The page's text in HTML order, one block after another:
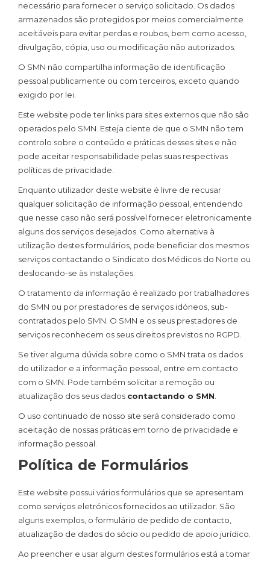
necessário para fornecer o serviço solicitado. Os dados
armazenados são protegidos por meios comercialmente
aceitáveis ​​para evitar perdas e roubos, bem como acesso,
divulgação, cópia, uso ou modificação não autorizados.
O SMN não compartilha informação de identificação
pessoal publicamente ou com terceiros, exceto quando
exigido por lei.
Este website pode ter links para sites externos que não são
operados pelo SMN. Esteja ciente de que o SMN não tem
controlo sobre o conteúdo e práticas desses sites e não
pode aceitar responsabilidade pelas suas respectivas
políticas de privacidade.
Enquanto utilizador deste website é livre de recusar
qualquer solicitação de informação pessoal, entendendo
que nesse caso não será possível fornecer eletronicamente
alguns dos serviços desejados. Como alternativa à
utilização destes formulários, pode beneficiar dos mesmos
serviços contactando o Sindicato dos Médicos do Norte ou
deslocando-se às instalações.
O tratamento da informação é realizado por trabalhadores
do SMN ou por prestadores de serviços idóneos, sub-
contratados pelo SMN. O SMN e os seus prestadores de
serviços reconhecem os seus direitos previstos no RGPD.
Se tiver alguma dúvida sobre como o SMN trata os dados
do utilizador e a informação pessoal, entre em contacto
com o SMN. Pode também solicitar a remoção ou
atualização dos seus dados contactando o SMN
O uso continuado de nosso site será considerado como
aceitação de nossas práticas em torno de privacidade e
informação pessoal.
Política de Formulários
Este website possui vários formulários que se apresentam
como serviços eletrónicos fornecidos ao utilizador. São
alguns exemplos, oformulário de pedido de contacto
atualização de dados do sócio ou pedido de apoio jurídico.
Ao preencher e usar algum destes formulários está a tomar